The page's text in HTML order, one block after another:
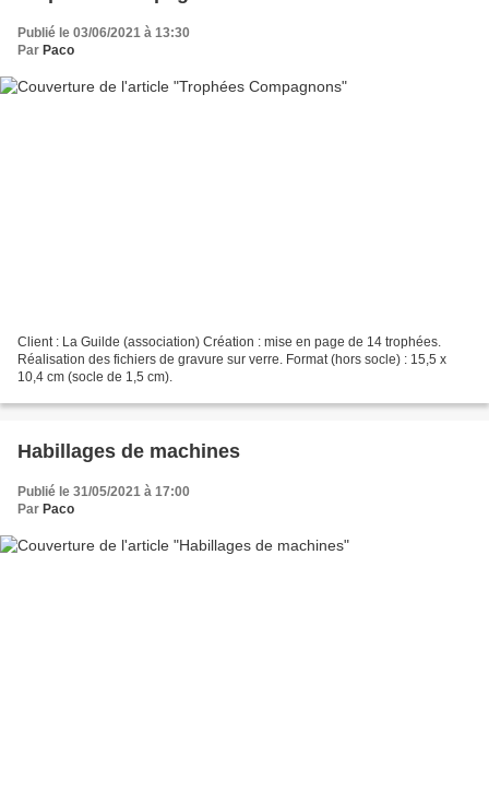
Publié le 03/06/2021 à 13:30
Par Paco
Client : La Guilde (association) Création : mise en page de 14 trophées.
Réalisation des fichiers de gravure sur verre. Format (hors socle) : 15,5 x
10,4 cm (socle de 1,5 cm).
Habillages de machines
Publié le 31/05/2021 à 17:00
Par Paco